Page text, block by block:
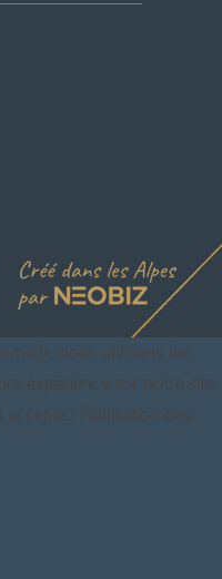
nous utilisons des
expérience sur notre site.
l'utilisation des